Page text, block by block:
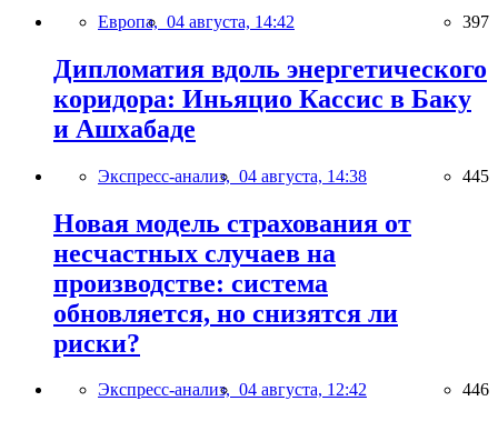
Европа, 04 августа, 14:42 397
Дипломатия вдоль энергетического
коридора: Иньяцио Кассис в Баку
и Ашхабаде
Экспресс-анализ, 04 августа, 14:38 445
Новая модель страхования от
несчастных случаев на
производстве: система
обновляется, но снизятся ли
риски?
Экспресс-анализ, 04 августа, 12:42 446